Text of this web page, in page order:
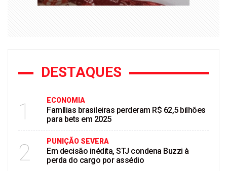
DESTAQUES
1 ECONOMIA
Famílias brasileiras perderam R$ 62,5 bilhões
para bets em 2025
2 PUNIÇÃO SEVERA
Em decisão inédita, STJ condena Buzzi à
perda do cargo por assédio